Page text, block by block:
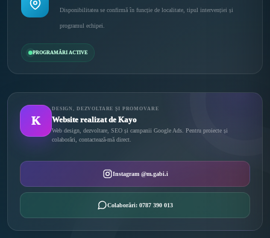
Disponibilitatea se confirmă în funcție de localitate, tipul intervenției și
programul echipei.
PROGRAMĂRI ACTIVE
K
DESIGN, DEZVOLTARE ȘI PROMOVARE
Website realizat de Kayo
Web design, dezvoltare, SEO și campanii Google Ads. Pentru proiecte și
colaborări, contactează-mă direct.
Instagram @m.gabi.i
Colaborări: 0787 390 013